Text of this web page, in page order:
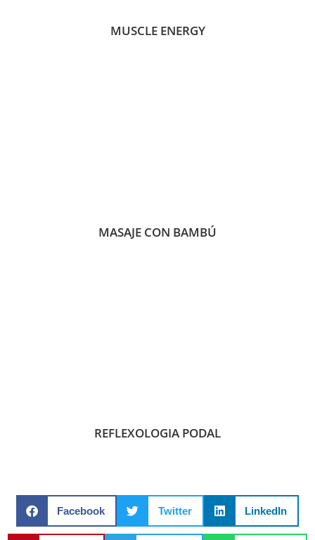
MUSCLE ENERGY
MASAJE CON BAMBÚ
REFLEXOLOGIA PODAL
Facebook Twitter LinkedIn